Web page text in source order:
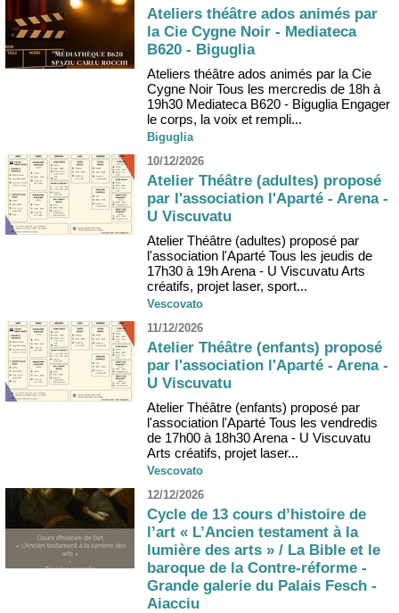
Ateliers théâtre ados animés par
la Cie Cygne Noir - Mediateca
B620 - Biguglia
Ateliers théâtre ados animés par la Cie
Cygne Noir Tous les mercredis de 18h à
19h30 Mediateca B620 - Biguglia Engager
le corps, la voix et rempli...
Biguglia
10/12/2026
Atelier Théâtre (adultes) proposé
par l'association l'Aparté - Arena -
U Viscuvatu
Atelier Théâtre (adultes) proposé par
l'association l'Aparté Tous les jeudis de
17h30 à 19h Arena - U Viscuvatu Arts
créatifs, projet laser, sport...
Vescovato
11/12/2026
Atelier Théâtre (enfants) proposé
par l'association l'Aparté - Arena -
U Viscuvatu
Atelier Théâtre (enfants) proposé par
l'association l'Aparté Tous les vendredis
de 17h00 à 18h30 Arena - U Viscuvatu
Arts créatifs, projet laser...
Vescovato
12/12/2026
Cycle de 13 cours d’histoire de
l’art « L’Ancien testament à la
lumière des arts » / La Bible et le
baroque de la Contre-réforme -
Grande galerie du Palais Fesch -
Aiacciu